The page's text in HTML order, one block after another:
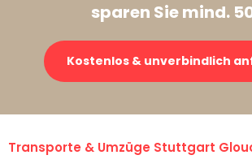
sparen Sie mind.
Kostenlos & unverbindlich
Transporte & Umzüge Stuttgart